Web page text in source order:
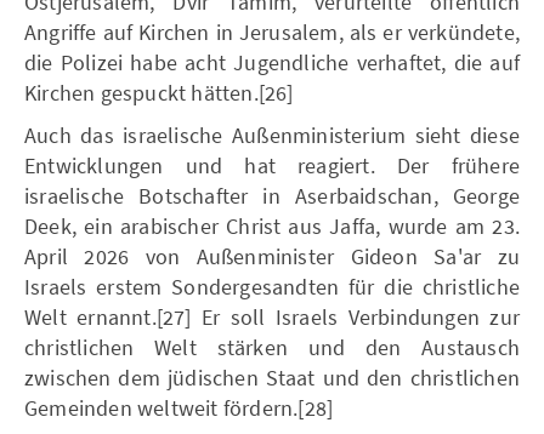
Angriffe auf Kirchen in Jerusalem, als er verkündete,
die Polizei habe acht Jugendliche verhaftet, die auf
Kirchen gespuckt hätten.[26]
Auch das israelische Außenministerium sieht diese
Entwicklungen und hat reagiert. Der frühere
israelische Botschafter in Aserbaidschan, George
Deek, ein arabischer Christ aus Jaffa, wurde am 23.
April 2026 von Außenminister Gideon Sa'ar zu
Israels erstem Sondergesandten für die christliche
Welt ernannt.[27] Er soll Israels Verbindungen zur
christlichen Welt stärken und den Austausch
zwischen dem jüdischen Staat und den christlichen
Gemeinden weltweit fördern.[28]